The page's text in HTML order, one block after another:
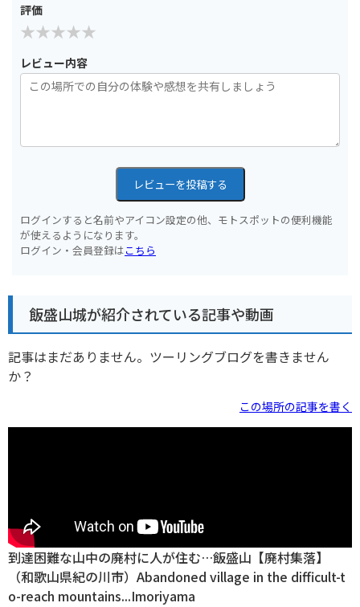
評価
レビュー内容
レビューを投稿する
ログインすると名前やアイコン設定の他、モトスポットの便利機能
が使えるようになります。
ログイン・会員登録はこちら
飯盛山城が紹介されている記事や動画
記事はまだありません。ツーリングブログを書きません
か？
この場所の記事を書く
到達困難な山中の廃村に人が住む…飯盛山【廃村集落】
（和歌山県紀の川市）Abandoned village in the difficult-t
o-reach mountains...Imoriyama